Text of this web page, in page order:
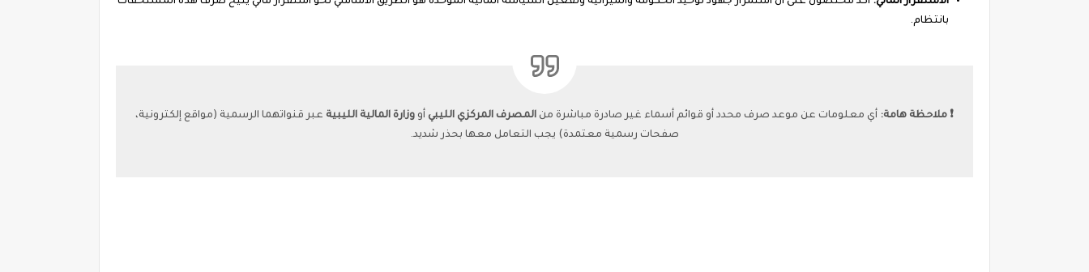
بانتظام.
❗️ ملاحظة هامة: أي معلومات عن موعد صرف محدد أو قوائم أسماء غير صادرة مباشرة من المصرف المركزي الليبي أو وزارة المالية الليبية عبر قنواتهما الرسمية (مواقع إلكترونية،
صفحات رسمية معتمدة) يجب التعامل معها بحذر شديد.